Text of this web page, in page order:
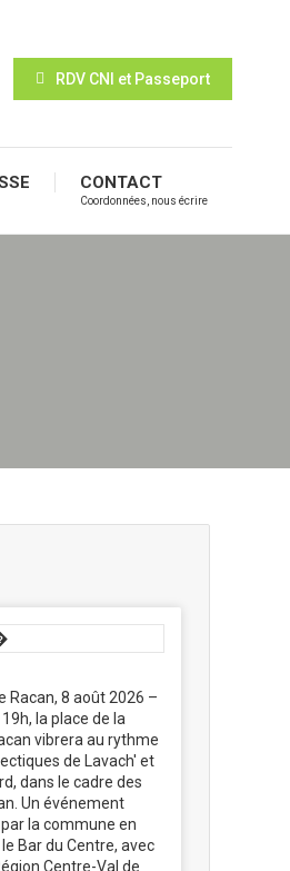
RDV CNI et Passeport
CONTACT
Coordonnées, nous écrire
Racan, 8 août 2026 –
la place de la
vibrera au rythme
de Lavach' et
dans le cadre des
Un événement
la commune en
Bar du Centre, avec
Centre-Val de